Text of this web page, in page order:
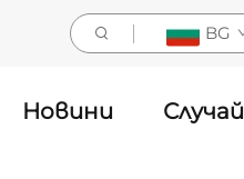
BG
Новини Случай